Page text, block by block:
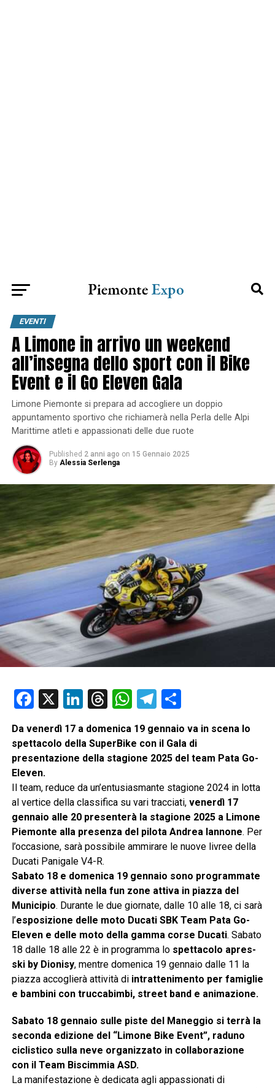
EVENTI
A Limone in arrivo un weekend
all’insegna dello sport con il Bike
Event e il Go Eleven Gala
Limone Piemonte si prepara ad accogliere un doppio
appuntamento sportivo che richiamerà nella Perla delle Alpi
Marittime atleti e appassionati delle due ruote
Published 2 anni ago on 15 Gennaio 2025
By Alessia Serlenga
Facebook
X LinkedIn
Threads
WhatsApp
Telegram
Da venerdì 17 a domenica 19 gennaio va in scena lo
spettacolo della SuperBike con il Gala di
presentazione della stagione 2025 del team Pata Go-
Eleven.
Il team, reduce da un’entusiasmante stagione 2024 in lotta
al vertice della classifica su vari tracciati, venerdì 17
gennaio alle 20 presenterà la stagione 2025 a Limone
Piemonte alla presenza del pilota Andrea Iannone. Per
l’occasione, sarà possibile ammirare le nuove livree della
Ducati Panigale V4-R.
Sabato 18 e domenica 19 gennaio sono programmate
diverse attività nella fun zone attiva in piazza del
Municipio. Durante le due giornate, dalle 10 alle 18, ci sarà
l’esposizione delle moto Ducati SBK Team Pata Go-
Eleven e delle moto della gamma corse Ducati. Sabato
18 dalle 18 alle 22 è in programma lo spettacolo apres-
ski by Dionisy, mentre domenica 19 gennaio dalle 11 la
piazza accoglierà attività di intrattenimento per famiglie
e bambini con truccabimbi, street band e animazione.
Sabato 18 gennaio sulle piste del Maneggio si terrà la
seconda edizione del “Limone Bike Event”, raduno
ciclistico sulla neve organizzato in collaborazione
con il Team Biscimmia ASD.
La manifestazione è dedicata agli appassionati di